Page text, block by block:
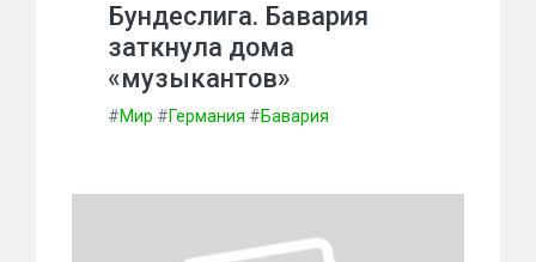
Бундеслига. Бавария
заткнула дома
«музыкантов»
#Мир #Германия #Бавария